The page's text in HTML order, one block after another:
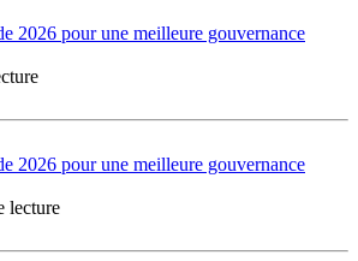
2026 pour une meilleure gouvernance
2026 pour une meilleure gouvernance
lecture